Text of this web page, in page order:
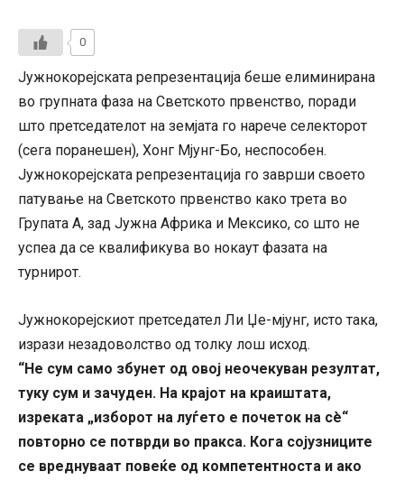
0
Јужнокорејската репрезентација беше елиминирана
во групната фаза на Светското првенство, поради
што претседателот на земјата го нарече селекторот
(сега поранешен), Хонг Мјунг-Бо, неспособен.
Јужнокорејската репрезентација го заврши своето
патување на Светското првенство како трета во
Групата А, зад Јужна Африка и Мексико, со што не
успеа да се квалификува во нокаут фазата на
турнирот.
Јужнокорејскиот претседател Ли Џе-мјунг, исто така,
изрази незадоволство од толку лош исход.
“Не сум само збунет од овој неочекуван резултат,
туку сум и зачуден. На крајот на краиштата,
изреката „изборот на луѓето е почеток на сè“
повторно се потврди во пракса. Кога сојузниците
се вреднуваат повеќе од компетентноста и ако